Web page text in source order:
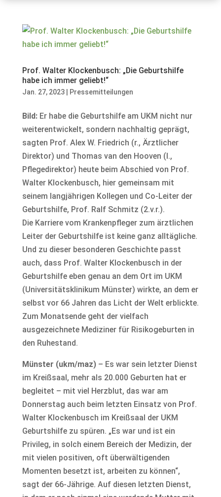
Prof. Walter Klockenbusch: „Die Geburtshilfe
habe ich immer geliebt!“
Jan. 27, 2023| Pressemitteilungen
Bild:Er habe die Geburtshilfe am UKM nicht nur
weiterentwickelt, sondern nachhaltig geprägt,
sagten Prof. Alex W. Friedrich (r., Ärztlicher
Direktor) und Thomas van den Hooven (l.,
Pflegedirektor) heute beim Abschied von Prof.
Walter Klockenbusch, hier gemeinsam mit
seinem langjährigen Kollegen und Co-Leiter der
Geburtshilfe, Prof. Ralf Schmitz (2.v.r.).
Die Karriere vom Krankenpfleger zum ärztlichen
Leiter der Geburtshilfe ist keine ganz alltägliche.
Und zu dieser besonderen Geschichte passt
auch, dass Prof. Walter Klockenbusch in der
Geburtshilfe eben genau an dem Ort im UKM
(Universitätsklinikum Münster) wirkte, an dem er
selbst vor 66 Jahren das Licht der Welt erblickte.
Zum Monatsende geht der vielfach
ausgezeichnete Mediziner für Risikogeburten in
den Ruhestand.
Münster (ukm/maz)– Es war sein letzter Dienst
im Kreißsaal, mehr als 20.000 Geburten hat er
begleitet – mit viel Herzblut, das war am
Donnerstag auch beim letzten Einsatz von Prof.
Walter Klockenbusch im Kreißsaal der UKM
Geburtshilfe zu spüren. „Es war und ist ein
Privileg, in solch einem Bereich der Medizin, der
mit vielen positiven, oft überwältigenden
Momenten besetzt ist, arbeiten zu können“,
sagt der 66-Jährige. Auf diesen letzten Dienst,